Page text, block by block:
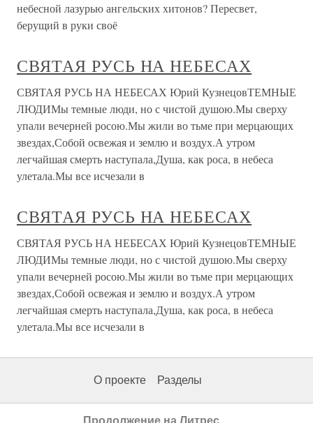
небесной лазурью ангельских хитонов? Пересвет,
берущий в руки своё
СВЯТАЯ РУСЬ НА НЕБЕСАХ
СВЯТАЯ РУСЬ НА НЕБЕСАХ Юрий КузнецовТЕМНЫЕ
ЛЮДИМы темные люди, но с чистой душою.Мы сверху
упали вечерней росою.Мы жили во тьме при мерцающих
звездах,Собой освежая и землю и воздух.А утром
легчайшая смерть наступала,Душа, как роса, в небеса
улетала.Мы все исчезали в
СВЯТАЯ РУСЬ НА НЕБЕСАХ
СВЯТАЯ РУСЬ НА НЕБЕСАХ Юрий КузнецовТЕМНЫЕ
ЛЮДИМы темные люди, но с чистой душою.Мы сверху
упали вечерней росою.Мы жили во тьме при мерцающих
звездах,Собой освежая и землю и воздух.А утром
легчайшая смерть наступала,Душа, как роса, в небеса
улетала.Мы все исчезали в
О проекте Разделы
Продолжение на Литрес